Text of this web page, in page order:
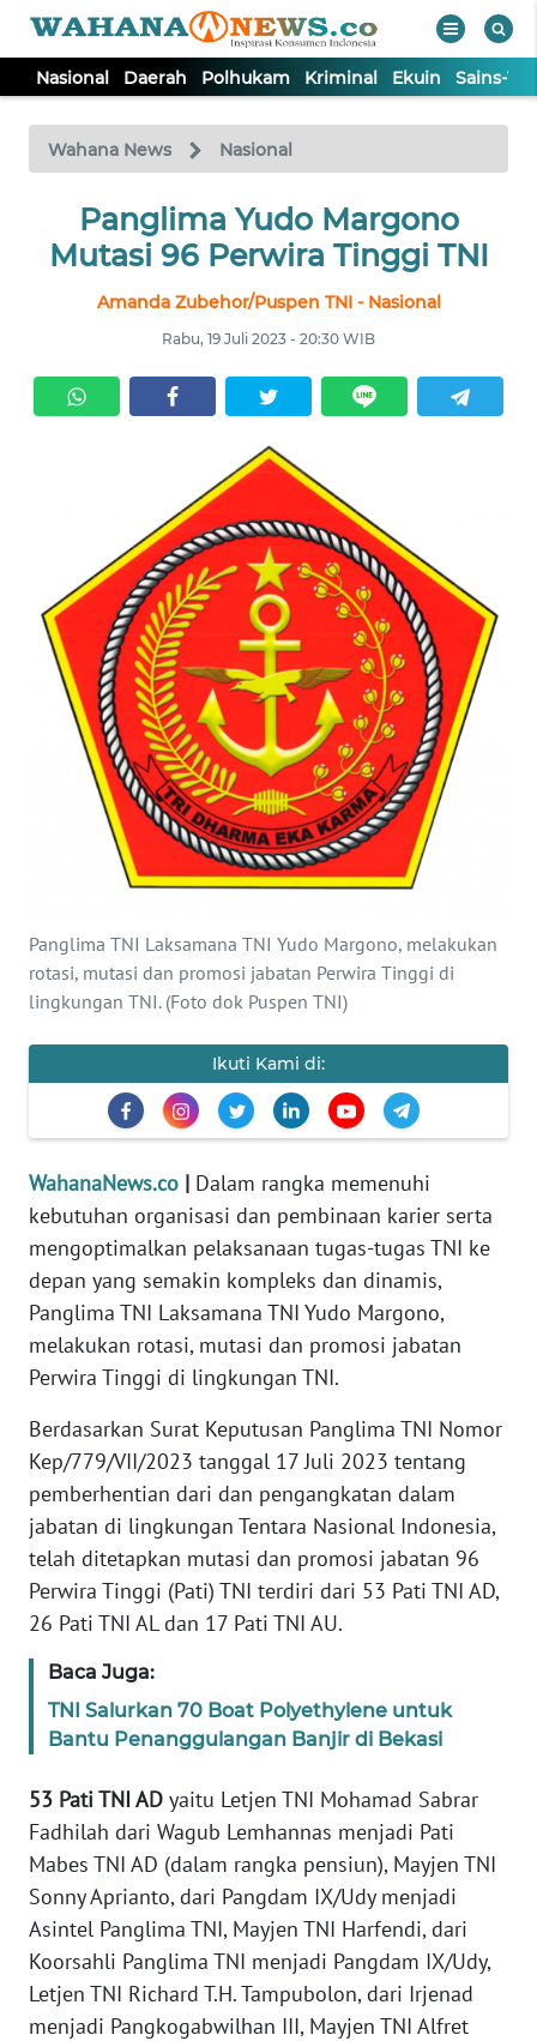
Nasional Daerah Polhukam Kriminal Ekuin Sains-
Wahana News Nasional
Panglima Yudo Margono
Mutasi 96 Perwira Tinggi TNI
Amanda Zubehor/Puspen TNI - Nasional
Rabu, 19 Juli 2023 - 20:30 WIB
Panglima TNI Laksamana TNI Yudo Margono, melakukan
rotasi, mutasi dan promosi jabatan Perwira Tinggi di
lingkungan TNI. (Foto dok Puspen TNI)
Ikuti Kami di:
WahanaNews.co | Dalam rangka memenuhi
kebutuhan organisasi dan pembinaan karier serta
mengoptimalkan pelaksanaan tugas-tugas TNI ke
depan yang semakin kompleks dan dinamis,
Panglima TNI Laksamana TNI Yudo Margono,
melakukan rotasi, mutasi dan promosi jabatan
Perwira Tinggi di lingkungan TNI.
Berdasarkan Surat Keputusan Panglima TNI Nomor
Kep/779/VII/2023 tanggal 17 Juli 2023 tentang
pemberhentian dari dan pengangkatan dalam
jabatan di lingkungan Tentara Nasional Indonesia,
telah ditetapkan mutasi dan promosi jabatan 96
Perwira Tinggi (Pati) TNI terdiri dari 53 Pati TNI AD,
26 Pati TNI AL dan 17 Pati TNI AU.
Baca Juga:
TNI Salurkan 70 Boat Polyethylene untuk
Bantu Penanggulangan Banjir di Bekasi
53 Pati TNI AD yaitu Letjen TNI Mohamad Sabrar
Fadhilah dari Wagub Lemhannas menjadi Pati
Mabes TNI AD (dalam rangka pensiun), Mayjen TNI
Sonny Aprianto, dari Pangdam IX/Udy menjadi
Asintel Panglima TNI, Mayjen TNI Harfendi, dari
Koorsahli Panglima TNI menjadi Pangdam IX/Udy,
Letjen TNI Richard T.H. Tampubolon, dari Irjenad
menjadi Pangkogabwilhan III, Mayjen TNI Alfret
TV
Tutup
NASIONAL
KRIMINAL
SAINS-TEKNO
KESEHATAN
INTERNASIONAL
SERBA-SERBI
PENDIDIKAN
OPINI
EDITORIAL
Informasi
INDEKS
KONTAK
KAMI
INFO
IKLAN
KAMI
PEDOMAN
MEDIA
SIBER
REDAKSI
KARIR
DISCLAIMER
Wahana
Regional
WN
SUMUT
WN
JAKARTA